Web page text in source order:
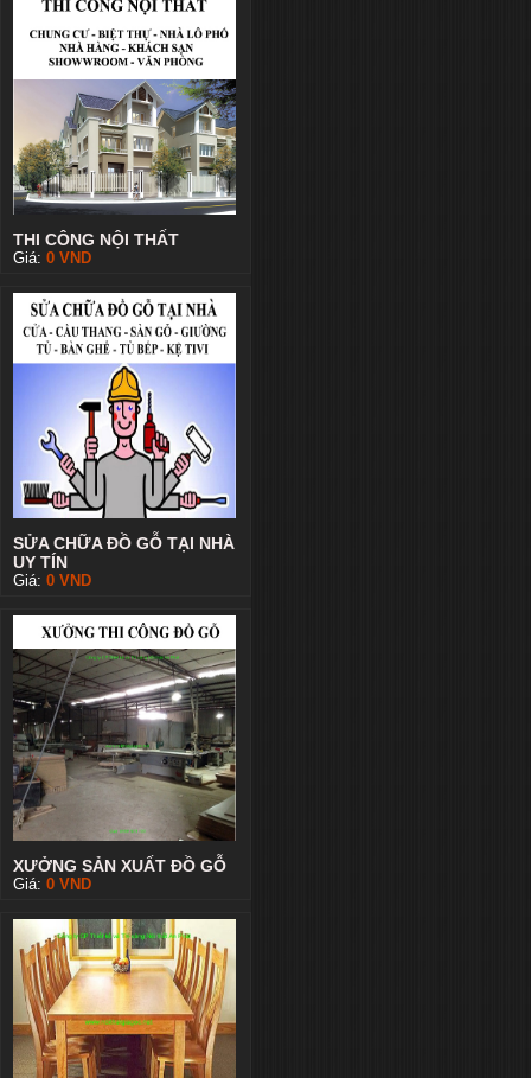
THI CÔNG NỘI THẤT
Giá: 0 VND
SỬA CHỮA ĐỒ GỖ TẠI NHÀ
UY TÍN
Giá: 0 VND
XƯỞNG SẢN XUẤT ĐỒ GỖ
Giá: 0 VND